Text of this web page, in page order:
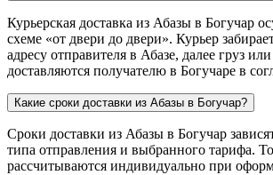
Курьерская доставка из Абазы в Богучар
схеме «от двери до двери». Курьер
адресу отправителя в Абазе, далее груз
доставляются получателю в Богучаре в
Какие сроки доставки из Абазы в Богучар?
Сроки доставки из Абазы в Богучар
типа отправления и выбранного тарифа.
рассчитываются индивидуально при